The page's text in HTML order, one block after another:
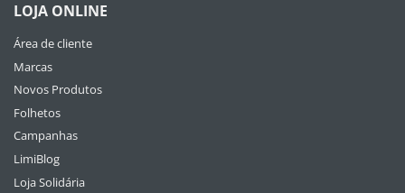
LOJA ONLINE
Área de cliente
Marcas
Novos Produtos
Folhetos
Campanhas
LimiBlog
Loja Solidária